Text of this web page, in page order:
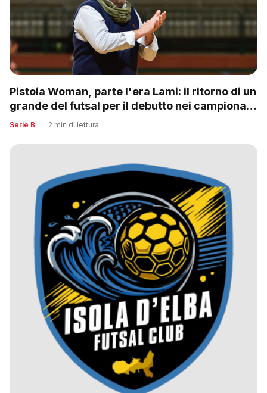
Pistoia Woman, parte l'era Lami: il ritorno di un
grande del futsal per il debutto nei campionati
nazionali
Serie B 2 min di lettura